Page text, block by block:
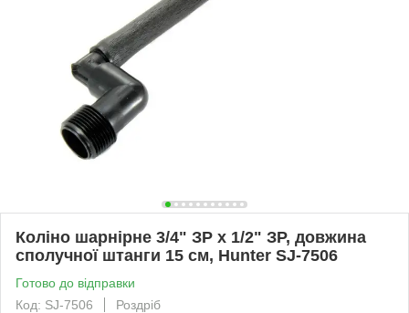
Коліно шарнірне 3/4" ЗР х 1/2" ЗР, довжина
сполучної штанги 15 см, Hunter SJ-7506
Готово до відправки
Код: SJ-7506
Роздріб